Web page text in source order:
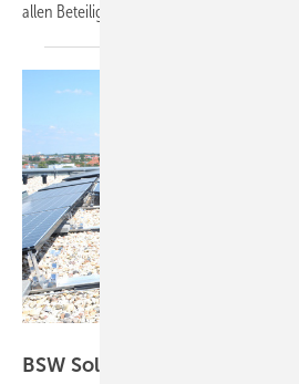
allen Beteiligten.
BSW Solar kritisiert Plan zur